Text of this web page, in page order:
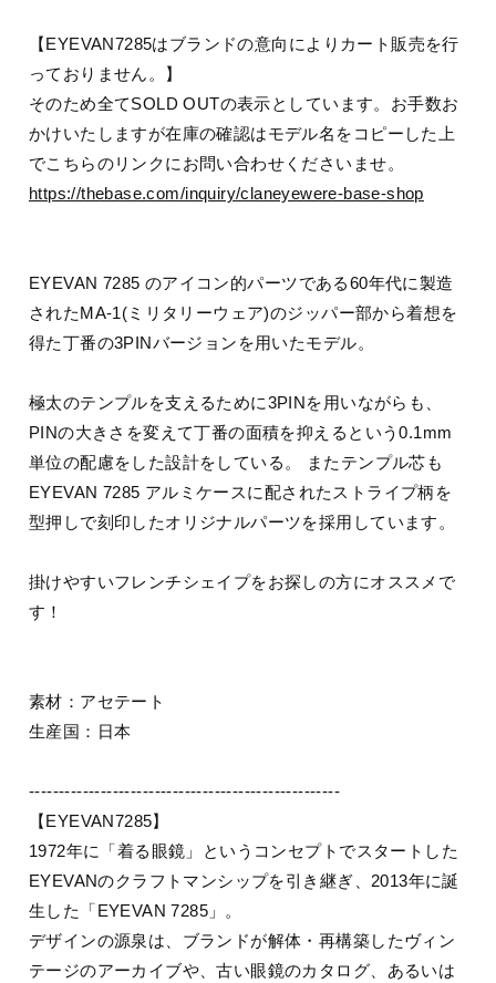
【EYEVAN7285はブランドの意向によりカート販売を行
っておりません。】
そのため全てSOLD OUTの表示としています。お手数お
かけいたしますが在庫の確認はモデル名をコピーした上
でこちらのリンクにお問い合わせくださいませ。
https://thebase.com/inquiry/claneyewere-base-shop
EYEVAN 7285 のアイコン的パーツである60年代に製造
されたMA-1(ミリタリーウェア)のジッパー部から着想を
得た丁番の3PINバージョンを用いたモデル。
極太のテンプルを支えるために3PINを用いながらも、
PINの大きさを変えて丁番の面積を抑えるという0.1mm
単位の配慮をした設計をしている。 またテンプル芯も
EYEVAN 7285 アルミケースに配されたストライプ柄を
型押しで刻印したオリジナルパーツを採用しています。
掛けやすいフレンチシェイプをお探しの方にオススメで
す！
素材：アセテート
生産国：日本
----------------------------------------------------
【EYEVAN7285】
1972年に「着る眼鏡」というコンセプトでスタートした
EYEVANのクラフトマンシップを引き継ぎ、2013年に誕
生した「EYEVAN 7285」。
デザインの源泉は、ブランドが解体・再構築したヴィン
テージのアーカイブや、古い眼鏡のカタログ、あるいは